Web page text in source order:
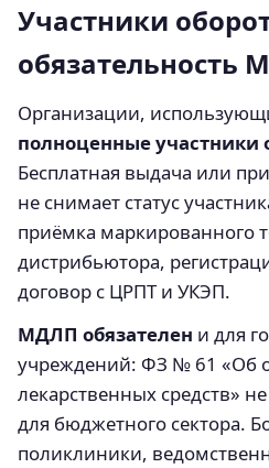
Участники
обязательность
Организации,
полноценные участники
Бесплатная выдача или
не снимает статус
приёмка маркированного
дистрибьютора,
договор с ЦРПТ и УКЭП.
МДЛП обязателен и для
учреждений: ФЗ № 61 «Об
лекарственных средств»
для бюджетного сектора.
поликлиники,